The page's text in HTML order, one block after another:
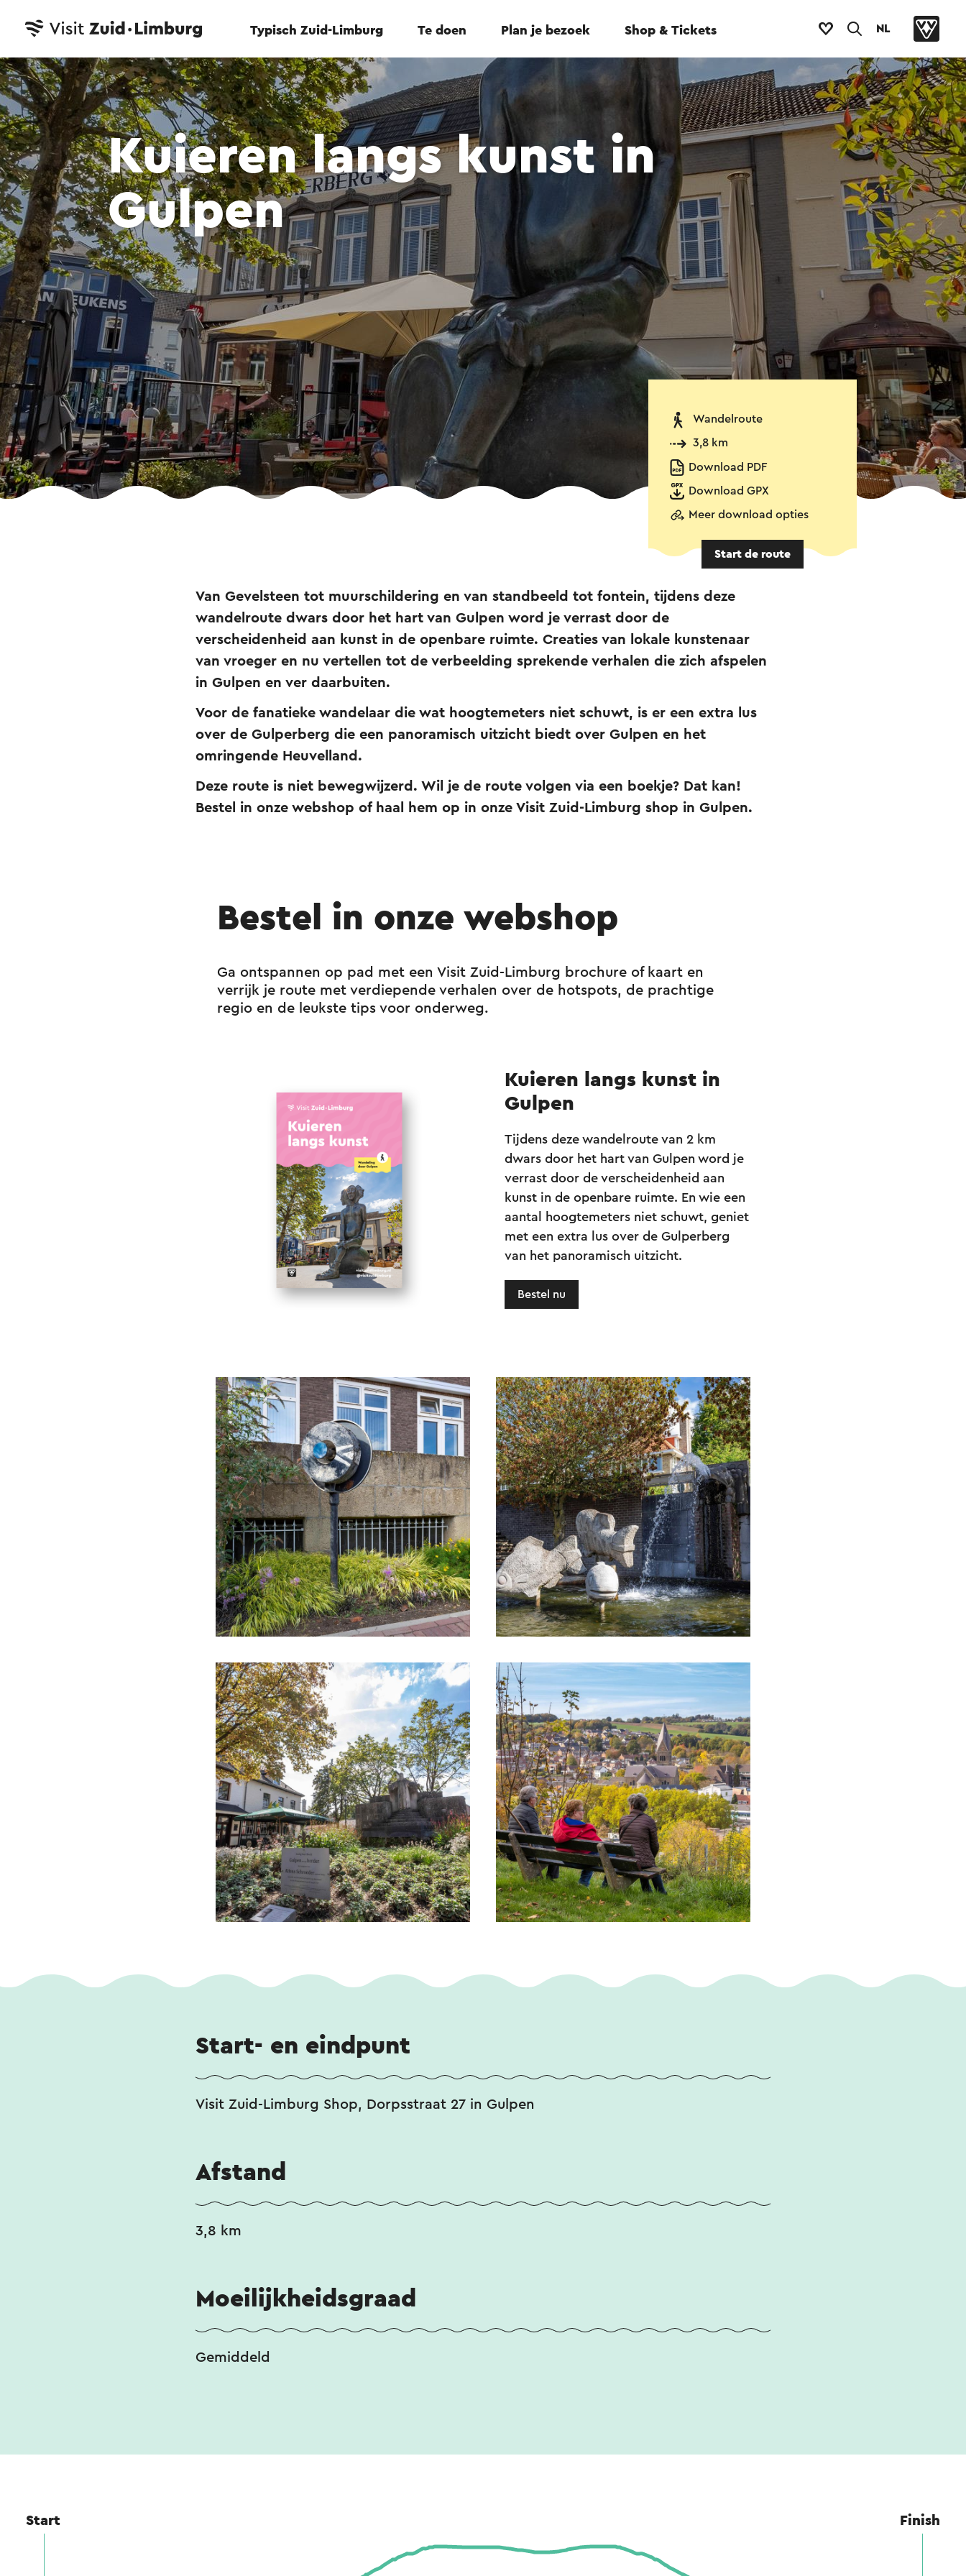
Typisch Zuid-Limburg Te doen Plan je bezoek Shop & Tickets NL
Kuieren langs kunst in
Gulpen
Wandelroute
3,8 km
Download PDF
Download GPX
Meer download opties
Start de route
Van Gevelsteen tot muurschildering en van standbeeld tot fontein, tijdens deze
wandelroute dwars door het hart van Gulpen word je verrast door de
verscheidenheid aan kunst in de openbare ruimte. Creaties van lokale kunstenaar
van vroeger en nu vertellen tot de verbeelding sprekende verhalen die zich afspelen
in Gulpen en ver daarbuiten.
Voor de fanatieke wandelaar die wat hoogtemeters niet schuwt, is er een extra lus
over de Gulperberg die een panoramisch uitzicht biedt over Gulpen en het
omringende Heuvelland.
Deze route is niet bewegwijzerd. Wil je de route volgen via een boekje? Dat kan!
Bestel in onze webshop of haal hem op in onze Visit Zuid-Limburg shop in Gulpen.
Bestel in onze webshop
Ga ontspannen op pad met een Visit Zuid-Limburg brochure of kaart en
verrijk je route met verdiepende verhalen over de hotspots, de prachtige
regio en de leukste tips voor onderweg.
Kuieren langs kunst in
Gulpen
Tijdens deze wandelroute van 2 km
dwars door het hart van Gulpen word je
verrast door de verscheidenheid aan
kunst in de openbare ruimte. En wie een
aantal hoogtemeters niet schuwt, geniet
met een extra lus over de Gulperberg
van het panoramisch uitzicht.
Bestel nu
Start- en eindpunt
Visit Zuid-Limburg Shop, Dorpsstraat 27 in Gulpen
Afstand
3,8 km
Moeilijkheidsgraad
Gemiddeld
Start Finish